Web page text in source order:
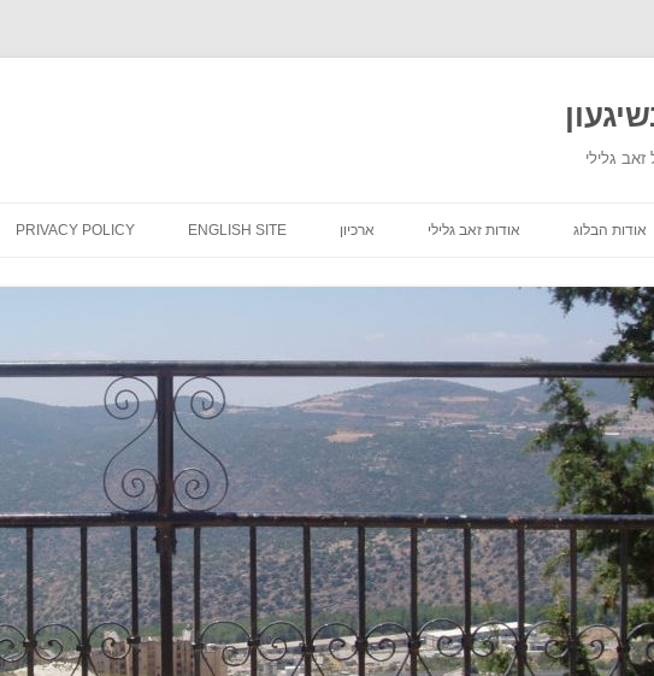
גלילי
אודות הבלוג אודות זאב גלילי ארכיון ENGLISH SITE
PRIVACY POLICY